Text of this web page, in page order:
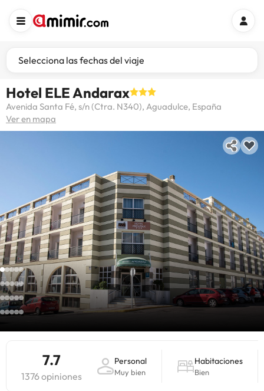
Selecciona las fechas del viaje
Hotel ELE Andarax
Avenida Santa Fé, s/n (Ctra. N340), Aguadulce, España
Ver en mapa
7.7
1376 opiniones
Personal
Muy bien
Habitaciones
Bien